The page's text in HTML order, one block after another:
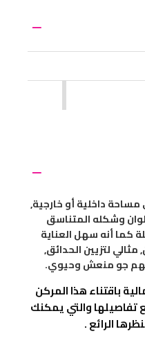
مساحة داخلية أو خارجية,
وشكله المتناسق
كما أنه سهل العناية
لتزيين الحدائق,
جو منعش وحيوي.
باقتناء هذا المركن
تفاصيلها والتي يمكنك
الرائع .